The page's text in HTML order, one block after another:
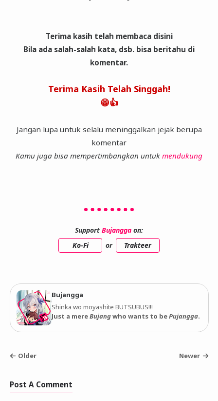
Terima kasih telah membaca disini
Bila ada salah-salah kata, dsb. bisa beritahu di
komentar.
Terima Kasih Telah Singgah!
😁👍
Jangan lupa untuk selalu meninggalkan jejak berupa
komentar
Kamu juga bisa mempertimbangkan untuk mendukung
Support Bujangga on:
Ko-Fi
or Trakteer
Bujangga
Shinka wo moyashite BUTSUBUS!!!
Just a mereBujangwho wants to bePujangga.
Older Newer
Post A Comment